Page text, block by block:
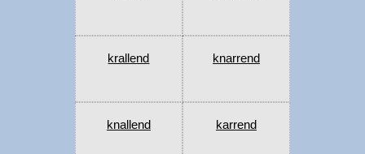
krallend knarrend
knallend karrend